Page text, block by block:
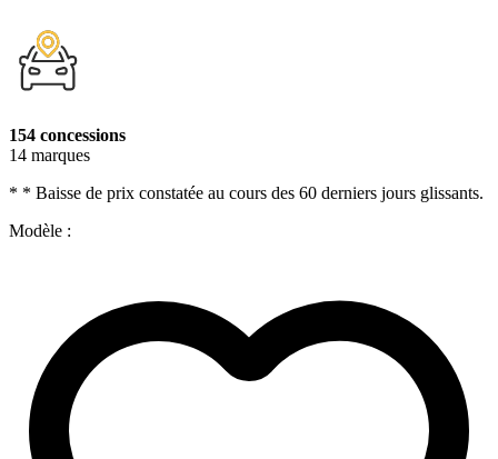
154 concessions
14 marques
* * Baisse de prix constatée au cours des 60 derniers jours glissants.
Modèle :